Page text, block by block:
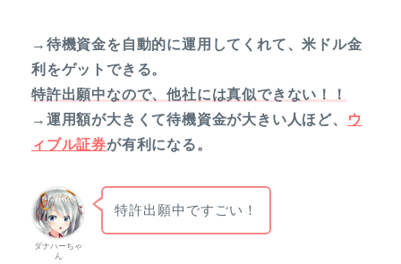
→待機資金を自動的に運用してくれて、米ドル金
利をゲットできる。
特許出願中なので、他社には真似できない！！
→運用額が大きくて待機資金が大きい人ほど、
ウ
ィブル証券が有利になる。
ダナハーちゃ
ん
特許出願中ですごい！